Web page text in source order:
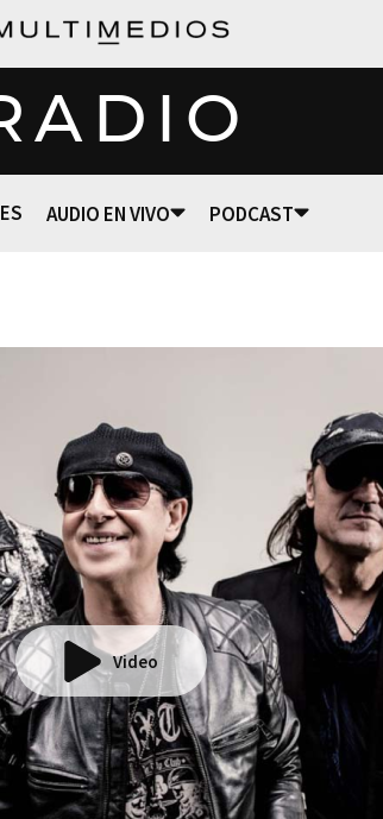
AUDIO EN VIVO PODCAST
Video